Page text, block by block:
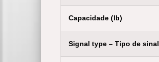
Capacidade (lb)
Signal type – Tipo de sinal